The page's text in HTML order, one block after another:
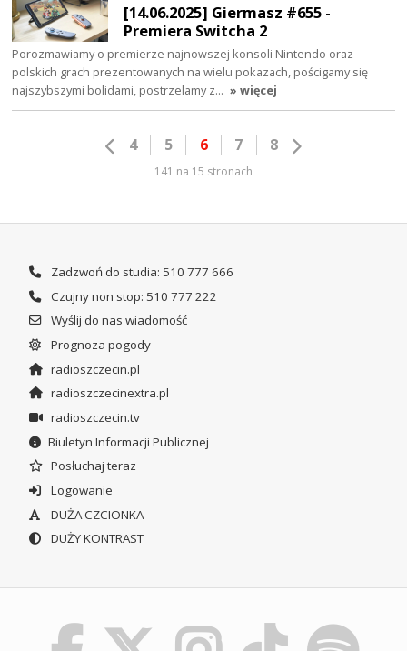
[14.06.2025] Giermasz #655 -
Premiera Switcha 2
Porozmawiamy o premierze najnowszej konsoli Nintendo oraz
polskich grach prezentowanych na wielu pokazach, pościgamy się
najszybszymi bolidami, postrzelamy z… » więcej
4 5 6 7 8
141 na 15 stronach
Zadzwoń do studia: 510 777 666
Czujny non stop: 510 777 222
Wyślij do nas wiadomość
Prognoza pogody
radioszczecin.pl
radioszczecinextra.pl
radioszczecin.tv
Biuletyn Informacji Publicznej
Posłuchaj teraz
Logowanie
DUŻA CZCIONKA
DUŻY KONTRAST